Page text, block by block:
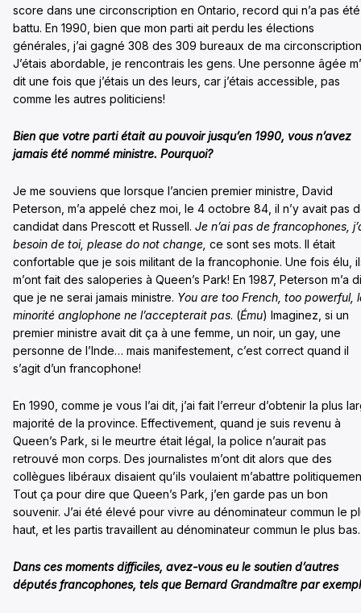
score dans une circonscription en Ontario, record qui n’a pas été
battu. En 1990, bien que mon parti ait perdu les élections
générales, j’ai gagné 308 des 309 bureaux de ma
J’étais abordable, je rencontrais les gens. Une personne âgée
dit une fois que j’étais un des leurs, car j’étais accessible, pas
comme les autres politiciens!
Bien que votre parti était au pouvoir jusqu’en 1990, vous n’avez
jamais été nommé ministre. Pourquoi?
Je me souviens que lorsque l’ancien premier ministre, David
Peterson, m’a appelé chez moi, le 4 octobre 84, il n’y avait pas
candidat dans Prescott et Russell. Je n’ai pas de francophones,
besoin de toi, please do not change, ce sont ses mots. Il était
confortable que je sois militant de la francophonie. Une fois élu,
m’ont fait des saloperies à Queen’s Park! En 1987, Peterson m’a
que je ne serai jamais ministre. You are too French, too powerful,
minorité anglophone ne l’accepterait pas. (Ému) Imaginez, si un
premier ministre avait dit ça à une femme, un noir, un gay, une
personne de l’Inde… mais manifestement, c’est correct quand il
s’agit d’un francophone!
En 1990, comme je vous l’ai dit, j’ai fait l’erreur d’obtenir la plus
majorité de la province. Effectivement, quand je suis revenu à
Queen’s Park, si le meurtre était légal, la police n’aurait pas
retrouvé mon corps. Des journalistes m’ont dit alors que des
collègues libéraux disaient qu’ils voulaient m’abattre
Tout ça pour dire que Queen’s Park, j’en garde pas un bon
souvenir. J’ai été élevé pour vivre au dénominateur commun le
haut, et les partis travaillent au dénominateur commun le plus bas.
Dans ces moments difficiles, avez-vous eu le soutien d’autres
députés francophones, tels que Bernard Grandmaître par